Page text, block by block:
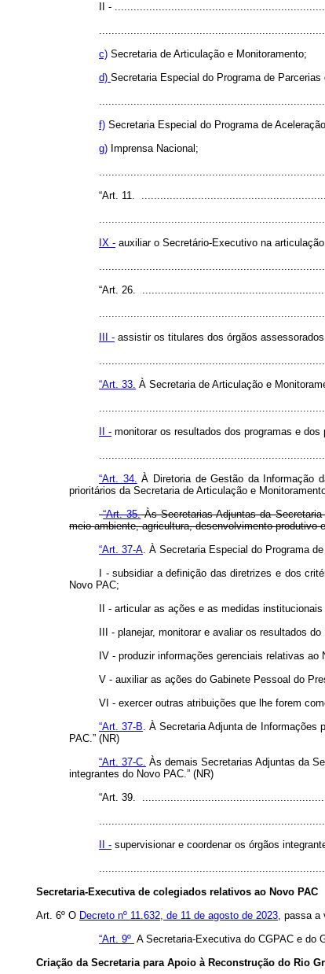
II -
c) Secretaria de Articulação e Monitoramento;
d) Secretaria Especial do Programa de
f) Secretaria Especial do Programa de
g) Imprensa Nacional;
“Art. 11.
IX - auxiliar o Secretário-Executivo na
“Art. 26.
III - assistir os titulares dos órgãos
“Art. 33. À Secretaria de Articulação e
II - monitorar os resultados dos programas e
“Art. 34. À Diretoria de Gestão da Informação
prioritários da Secretaria de Articulação e
“Art. 35.Às Secretarias Adjuntas da
meio ambiente, agricultura, desenvolvimento produtivo
“Art. 37-A. À Secretaria Especial do Programa
I - subsidiar a definição das diretrizes e dos
Novo PAC;
II - articular as ações e as medidas
III - planejar, monitorar e avaliar os resultados do
IV - produzir informações gerenciais relativas ao
V - auxiliar as ações do Gabinete Pessoal do
VI - exercer outras atribuições que lhe forem
“Art. 37-B. À Secretaria Adjunta de Informações
PAC.” (NR)
“Art. 37-C. Às demais Secretarias Adjuntas da
integrantes do Novo PAC.” (NR)
“Art. 39.
II - supervisionar e coordenar os órgãos
Secretaria-Executiva de colegiados relativos ao Novo PAC
Art. 6º O Decreto nº 11.632, de 11 de agosto de 2023, passa a
“Art. 9º A Secretaria-Executiva do CGPAC e do
Criação da Secretaria para Apoio à Reconstrução do Rio